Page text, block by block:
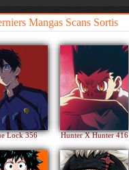
Mangas Scans Sortis
Lock 356 Hunter X Hunter 416